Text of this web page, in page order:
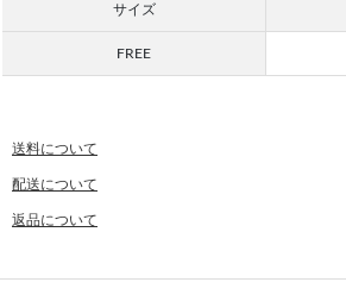
サイズ
FREE
送料について
配送について
返品について